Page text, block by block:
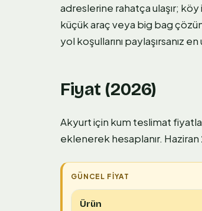
adreslerine rahatça ulaşır;
küçük araç veya big bag
yol koşullarını paylaşırsanız
Fiyat (2026)
Akyurt için kum teslimat
eklenerek hesaplanır. Haziran
Ürün